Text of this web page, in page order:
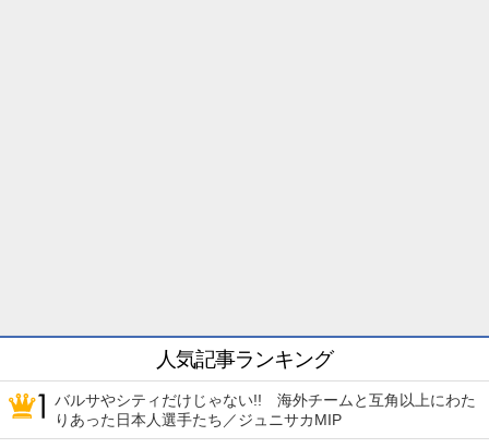
人気記事ランキング
バルサやシティだけじゃない!! 海外チームと互角以上にわた
りあった日本人選手たち／ジュニサカMIP